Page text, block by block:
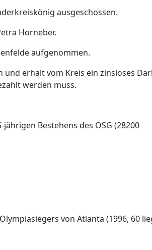
ausgeschossen.
Horneber.
aufgenommen.
und erhält vom Kreis ein zinsloses
werden muss.
Bestehens des OSG (28200
von Atlanta (1996, 60